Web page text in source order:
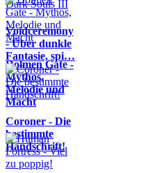
Voidceremony
- Über dunkle
Fantasie, spi…
Dolmen Gate -
Mythos,
Melodie und
Macht
Coroner - Die
bestimmte
Handschrift!